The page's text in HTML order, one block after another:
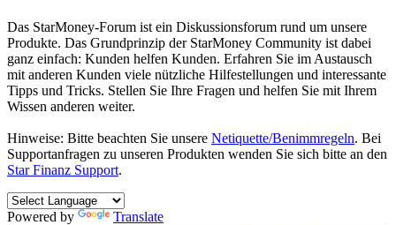
Das StarMoney-Forum ist ein Diskussionsforum rund um unsere
Produkte. Das Grundprinzip der StarMoney Community ist dabei
ganz einfach: Kunden helfen Kunden. Erfahren Sie im Austausch
mit anderen Kunden viele nützliche Hilfestellungen und interessante
Tipps und Tricks. Stellen Sie Ihre Fragen und helfen Sie mit Ihrem
Wissen anderen weiter.
Hinweise: Bitte beachten Sie unsere Netiquette/Benimmregeln. Bei
Supportanfragen zu unseren Produkten wenden Sie sich bitte an den
Star Finanz Support.
Powered by Translate